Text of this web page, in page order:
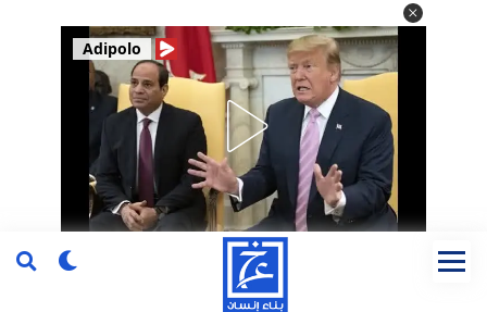
Adipolo